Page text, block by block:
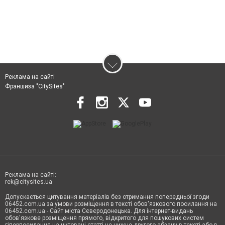
Реклама на сайті
Франшиза "CitySites"
Реклама на сайті:
rek@citysites.ua
Допускається цитування матеріалів без отримання попередньої згоди
06452.com.ua за умови розміщення в тексті обов'язкового посилання на
06452.com.ua - Сайт міста Сєвєродонецька. Для інтернет-видань
обов'язкове розміщення прямого, відкритого для пошукових систем